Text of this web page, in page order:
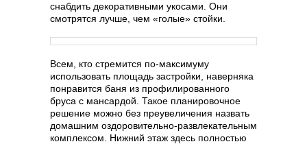
снабдить декоративными укосами. Они
смотрятся лучше, чем «голые» стойки.
Всем, кто стремится по-максимуму
использовать площадь застройки, наверняка
понравится баня из профилированного
бруса с мансардой. Такое планировочное
решение можно без преувеличения назвать
домашним оздоровительно-развлекательным
комплексом. Нижний этаж здесь полностью